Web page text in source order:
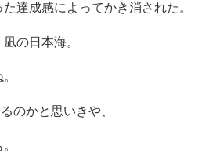
達成感によってかき消された。
の日本海。
のかと思いきや、